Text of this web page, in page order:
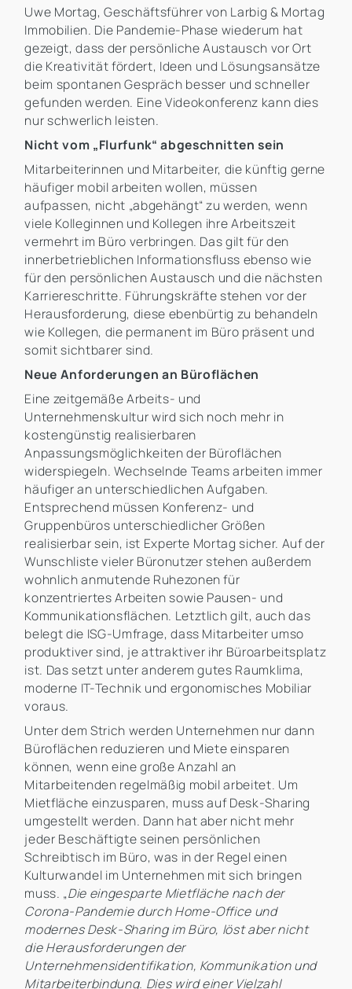
Uwe Mortag, Geschäftsführer von Larbig & Mortag
Immobilien. Die Pandemie-Phase wiederum hat
gezeigt, dass der persönliche Austausch vor Ort
die Kreativität fördert, Ideen und Lösungsansätze
beim spontanen Gespräch besser und schneller
gefunden werden. Eine Videokonferenz kann dies
nur schwerlich leisten.
Nicht vom „Flurfunk“ abgeschnitten sein
Mitarbeiterinnen und Mitarbeiter, die künftig gerne
häufiger mobil arbeiten wollen, müssen
aufpassen, nicht „abgehängt“ zu werden, wenn
viele Kolleginnen und Kollegen ihre Arbeitszeit
vermehrt im Büro verbringen. Das gilt für den
innerbetrieblichen Informationsfluss ebenso wie
für den persönlichen Austausch und die nächsten
Karriereschritte. Führungskräfte stehen vor der
Herausforderung, diese ebenbürtig zu behandeln
wie Kollegen, die permanent im Büro präsent und
somit sichtbarer sind.
Neue Anforderungen an Büroflächen
Eine zeitgemäße Arbeits- und
Unternehmenskultur wird sich noch mehr in
kostengünstig realisierbaren
Anpassungsmöglichkeiten der Büroflächen
widerspiegeln. Wechselnde Teams arbeiten immer
häufiger an unterschiedlichen Aufgaben.
Entsprechend müssen Konferenz- und
Gruppenbüros unterschiedlicher Größen
realisierbar sein, ist Experte Mortag sicher. Auf der
Wunschliste vieler Büronutzer stehen außerdem
wohnlich anmutende Ruhezonen für
konzentriertes Arbeiten sowie Pausen- und
Kommunikationsflächen. Letztlich gilt, auch das
belegt die ISG-Umfrage, dass Mitarbeiter umso
produktiver sind, je attraktiver ihr Büroarbeitsplatz
ist. Das setzt unter anderem gutes Raumklima,
moderne IT-Technik und ergonomisches Mobiliar
voraus.
Unter dem Strich werden Unternehmen nur dann
Büroflächen reduzieren und Miete einsparen
können, wenn eine große Anzahl an
Mitarbeitenden regelmäßig mobil arbeitet. Um
Mietfläche einzusparen, muss auf Desk-Sharing
umgestellt werden. Dann hat aber nicht mehr
jeder Beschäftigte seinen persönlichen
Schreibtisch im Büro, was in der Regel einen
Kulturwandel im Unternehmen mit sich bringen
muss. „Die eingesparte Mietfläche nach der
Corona-Pandemie durch Home-Office und
modernes Desk-Sharing im Büro, löst aber nicht
die Herausforderungen der
Unternehmensidentifikation, Kommunikation und
Mitarbeiterbindung. Dies wird einer Vielzahl